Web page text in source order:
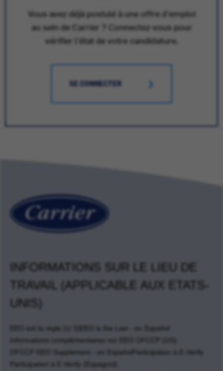
Vous avez déjà postulé à une offre d'emploi
au sein de Carrier ? Connectez-vous pour
vérifier l'état de votre candidature.
SE CONNECTER
INFORMATIONS SUR LE LIEU DE
TRAVAIL (APPLICABLE AUX ETATS-
UNIS)
EEO est la règle (U.S)
EEO is the Law - en Español
Informations complémentaires sur EEO OFCCP (US)
OFCCP EEO Supplement - en Español
Participation à E-Verify
Participation à E-Verify (Espagnol)